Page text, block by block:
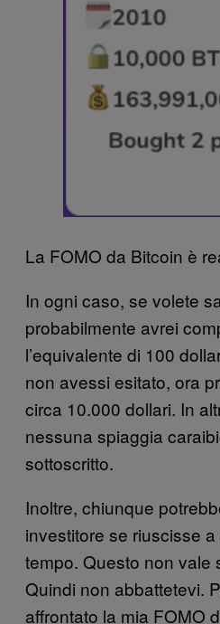
La FOMO da Bitcoin è
In ogni caso, se volete
probabilmente avrei
l’equivalente di 100
non avessi esitato, ora
circa 10.000 dollari. In
nessuna spiaggia
sottoscritto.
Inoltre, chiunque
investitore se riuscisse
tempo. Questo non vale
Quindi non abbattetevi.
affrontato la mia FOMO